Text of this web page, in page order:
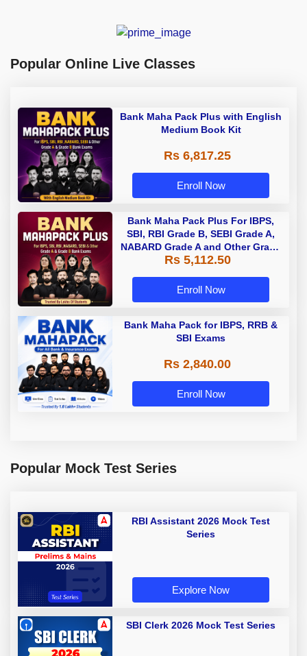
Popular Online Live Classes
Bank Maha Pack Plus with English
Medium Book Kit
Rs 6,817.25
Enroll Now
Bank Maha Pack Plus For IBPS,
SBI, RBI Grade B, SEBI Grade A,
NABARD Grade A and Other Grade
A & Grade B Bank Exams
Rs 5,112.50
Enroll Now
Bank Maha Pack for IBPS, RRB &
SBI Exams
Rs 2,840.00
Enroll Now
Popular Mock Test Series
RBI Assistant 2026 Mock Test
Series
Explore Now
SBI Clerk 2026 Mock Test Series